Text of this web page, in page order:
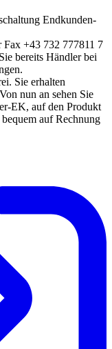
Endkunden-
Fax +43 732 777811 7
bereits Händler bei
Sie erhalten
nun an sehen Sie
EK, auf den Produkt
auf Rechnung